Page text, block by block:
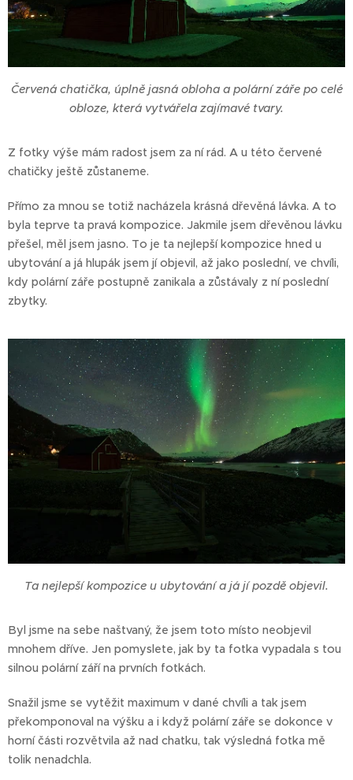
Červená chatička, úplně jasná obloha a polární záře po celé
obloze, která vytvářela zajímavé tvary.
Z fotky výše mám radost jsem za ní rád. A u této červené
chatičky ještě zůstaneme.
Přímo za mnou se totiž nacházela krásná dřevěná lávka. A to
byla teprve ta pravá kompozice. Jakmile jsem dřevěnou lávku
přešel, měl jsem jasno. To je ta nejlepší kompozice hned u
ubytování a já hlupák jsem jí objevil, až jako poslední, ve chvíli,
kdy polární záře postupně zanikala a zůstávaly z ní poslední
zbytky.
Ta nejlepší kompozice u ubytování a já jí pozdě objevil.
Byl jsme na sebe naštvaný, že jsem toto místo neobjevil
mnohem dříve. Jen pomyslete, jak by ta fotka vypadala s tou
silnou polární září na prvních fotkách.
Snažil jsme se vytěžit maximum v dané chvíli a tak jsem
překomponoval na výšku a i když polární záře se dokonce v
horní části rozvětvila až nad chatku, tak výsledná fotka mě
tolik nenadchla.